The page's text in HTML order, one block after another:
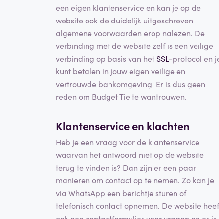
een eigen klantenservice en kan je op de
website ook de duidelijk uitgeschreven
algemene voorwaarden erop nalezen. De
verbinding met de website zelf is een veilige
verbinding op basis van het SSL-protocol en
kunt betalen in jouw eigen veilige en
vertrouwde bankomgeving. Er is dus geen
reden om Budget Tie te wantrouwen.
Klantenservice en klachten
Heb je een vraag voor de klantenservice
waarvan het antwoord niet op de website
terug te vinden is? Dan zijn er een paar
manieren om contact op te nemen. Zo kan je
via WhatsApp een berichtje sturen of
telefonisch contact opnemen. De website